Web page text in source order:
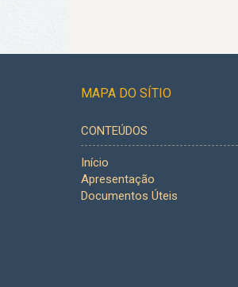
MAPA DO SÍTIO
CONTEÚDOS
Início
Apresentação
Documentos Úteis